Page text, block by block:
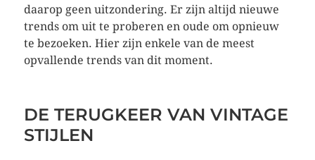
daarop geen uitzondering. Er zijn altijd nieuwe
trends om uit te proberen en oude om opnieuw
te bezoeken. Hier zijn enkele van de meest
opvallende trends van dit moment.
DE TERUGKEER VAN VINTAGE
STIJLEN